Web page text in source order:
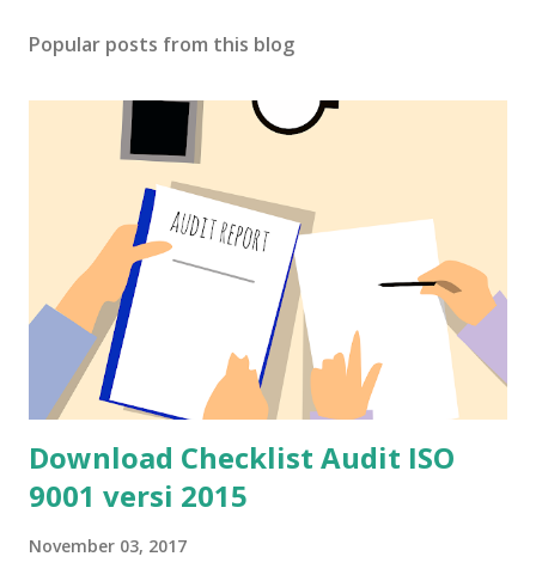
Popular posts from this blog
Download Checklist Audit ISO
9001 versi 2015
November 03, 2017